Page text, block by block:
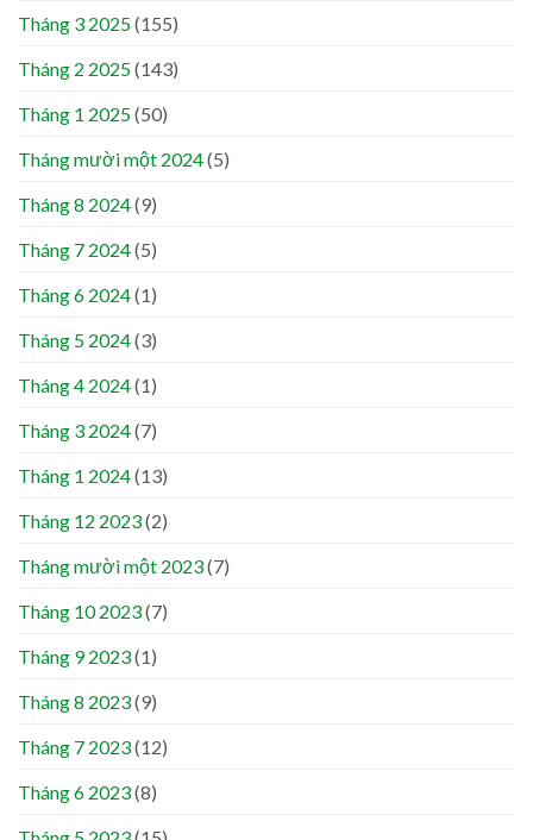
Tháng 3 2025(155)
Tháng 2 2025(143)
Tháng 1 2025(50)
Tháng mười một 2024(5)
Tháng 8 2024(9)
Tháng 7 2024(5)
Tháng 6 2024(1)
Tháng 5 2024(3)
Tháng 4 2024(1)
Tháng 3 2024(7)
Tháng 1 2024(13)
Tháng 12 2023(2)
Tháng mười một 2023(7)
Tháng 10 2023(7)
Tháng 9 2023(1)
Tháng 8 2023(9)
Tháng 7 2023(12)
Tháng 6 2023(8)